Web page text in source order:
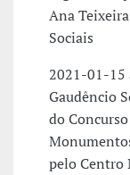
Ana
Sociais
2021-01-15
Gaudêncio
do
pelo Centro